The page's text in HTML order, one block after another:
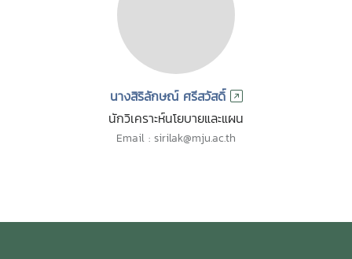
นางสิริลักษณ์ ศรีสวัสดิ์
นักวิเคราะห์นโยบายและแผน
Email : sirilak@mju.ac.th